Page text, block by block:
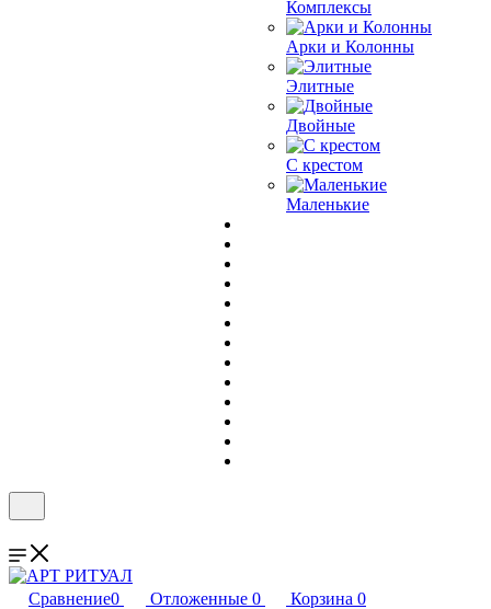
Комплексы
Арки и Колонны
Элитные
Двойные
С крестом
Маленькие
Сравнение0 Отложенные 0 Корзина 0